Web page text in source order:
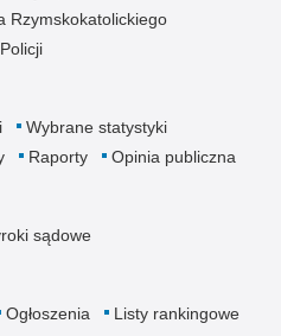
Rzymskokatolickiego
Wybrane statystyki
Raporty Opinia publiczna
sądowe
Ogłoszenia
Listy rankingowe